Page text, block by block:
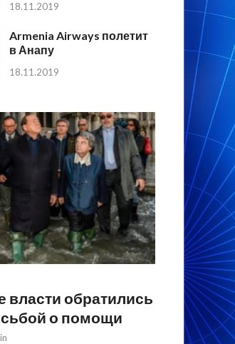
18.11.2019
Armenia Airways полетит
в Анапу
18.11.2019
власти обратились
о помощи